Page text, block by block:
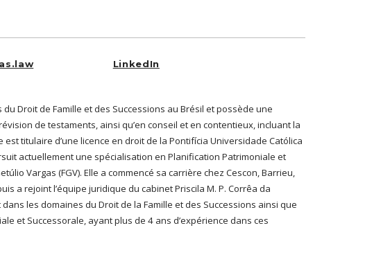
LinkedIn
Droit de Famille et des Successions au Brésil et possède une
de testaments, ainsi qu’en conseil et en contentieux, incluant la
est titulaire d’une licence en droit de la Pontifícia Universidade Católica
actuellement une spécialisation en Planification Patrimoniale et
Vargas (FGV). Elle a commencé sa carrière chez Cescon, Barrieu,
a rejoint l’équipe juridique du cabinet Priscila M. P. Corrêa da
les domaines du Droit de la Famille et des Successions ainsi que
et Successorale, ayant plus de 4 ans d’expérience dans ces